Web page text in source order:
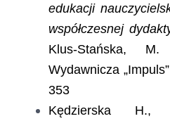
edukacji
współczesnej
Klus-Stańska,
Wydawnicza
353
Kędzierska H.,